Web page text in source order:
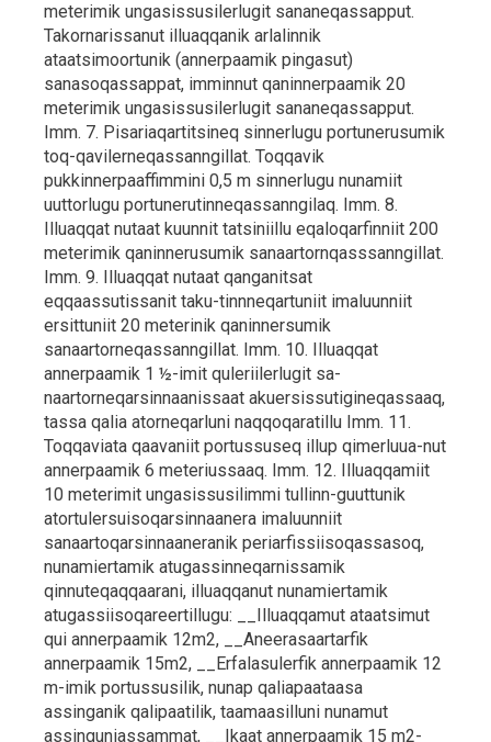
meterimik ungasissusilerlugit sananeqassapput.
Takornarissanut illuaqqanik arlalinnik
ataatsimoortunik (annerpaamik pingasut)
sanasoqassappat, imminnut qaninnerpaamik 20
meterimik ungasissusilerlugit sananeqassapput.
Imm. 7. Pisariaqartitsineq sinnerlugu portunerusumik
toq-qavilerneqassanngillat. Toqqavik
pukkinnerpaaffimmini 0,5 m sinnerlugu nunamiit
uuttorlugu portunerutinneqassanngilaq. Imm. 8.
Illuaqqat nutaat kuunnit tatsiniillu eqaloqarfinniit 200
meterimik qaninnerusumik sanaartornqasssanngillat.
Imm. 9. Illuaqqat nutaat qanganitsat
eqqaassutissanit taku-tinnneqartuniit imaluunniit
ersittuniit 20 meterinik qaninnersumik
sanaartorneqassanngillat. Imm. 10. Illuaqqat
annerpaamik 1 ½-imit quleriilerlugit sa-
naartorneqarsinnaanissaat akuersissutigineqassaaq,
tassa qalia atorneqarluni naqqoqaratillu Imm. 11.
Toqqaviata qaavaniit portussuseq illup qimerluua-nut
annerpaamik 6 meteriussaaq. Imm. 12. Illuaqqamiit
10 meterimit ungasissusilimmi tullinn-guuttunik
atortulersuisoqarsinnaanera imaluunniit
sanaartoqarsinnaaneranik periarfissiisoqassasoq,
nunamiertamik atugassinneqarnissamik
qinnuteqaqqaarani, illuaqqanut nunamiertamik
atugassiisoqareertillugu: __Illuaqqamut ataatsimut
qui annerpaamik 12m2, __Aneerasaartarfik
annerpaamik 15m2, __Erfalasulerfik annerpaamik 12
m-imik portussusilik, nunap qaliapaataasa
assinganik qalipaatilik, taamaasilluni nunamut
assinguniassammat, __Ikaat annerpaamik 15 m2-